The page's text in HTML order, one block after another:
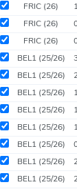
FRIC (26)
FRIC (26)
FRIC (26)
BEL1 (25/26)
BEL1 (25/26)
BEL1 (25/26)
BEL1 (25/26)
BEL1 (25/26)
BEL1 (25/26)
BEL1 (25/26)
BEL1 (25/26)